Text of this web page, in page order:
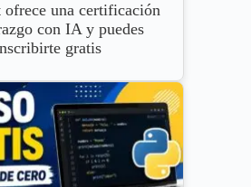
una certificación
con IA y puedes
gratis